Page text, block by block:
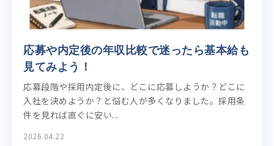
応募や内定後の年収比較で迷ったら基本給も
見てみよう！
応募段階や採用内定後に、どこに応募しようか？どこに
入社を決めようか？と悩む人が多くなりました。採用条
件を見れば直ぐに安い...
2026.04.22